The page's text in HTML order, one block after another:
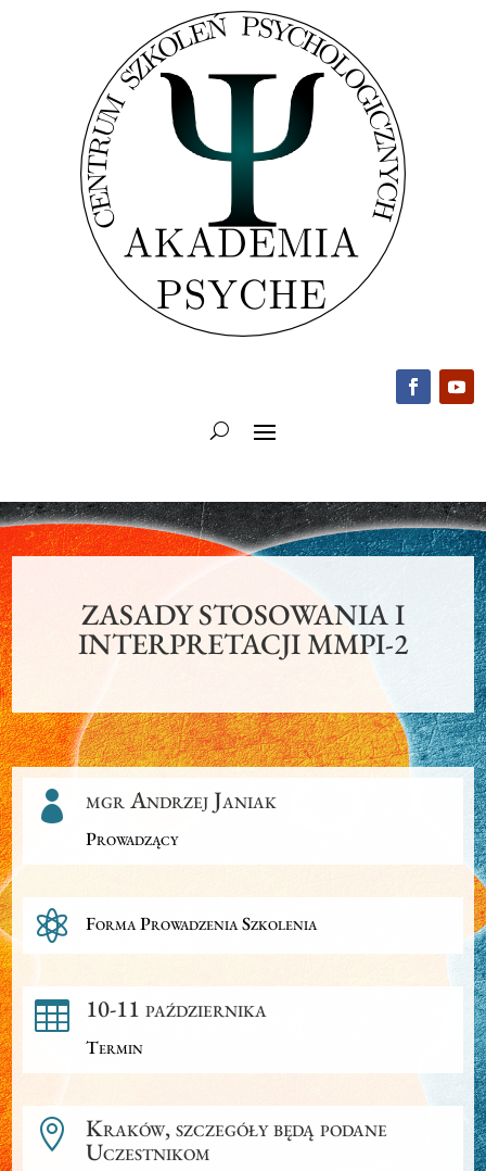
ZASADY STOSOWANIA I
INTERPRETACJI MMPI-2
 mgr Andrzej Janiak
Prowadzący
 Forma Prowadzenia Szkolenia
 10-11 października
Termin
 Kraków, szczegóły będą podane
Uczestnikom